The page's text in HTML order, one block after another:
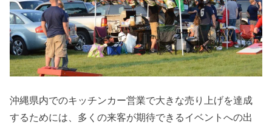
沖縄県内でのキッチンカー営業で大きな売り上げを達成
するためには、多くの来客が期待できるイベントへの出